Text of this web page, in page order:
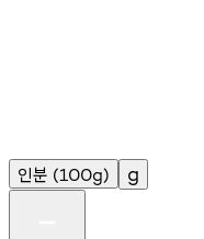
인분 (100g) g